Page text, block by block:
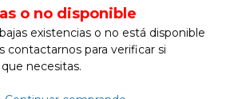
o no disponible
existencias o no está disponible
contactarnos para verificar si
necesitas.